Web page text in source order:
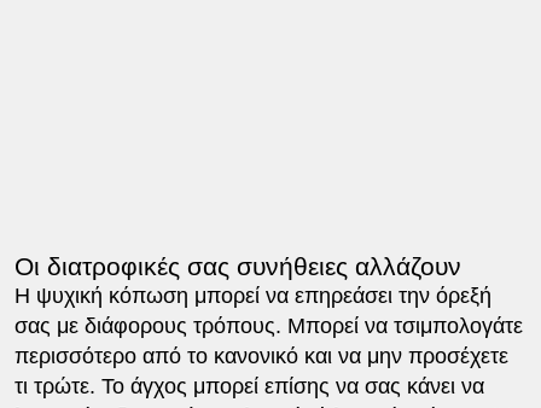
Οι διατροφικές σας συνήθειες αλλάζουν
Η ψυχική κόπωση μπορεί να επηρεάσει την όρεξή
σας με διάφορους τρόπους. Μπορεί να τσιμπολογάτε
περισσότερο από το κανονικό και να μην προσέχετε
τι τρώτε. Το άγχος μπορεί επίσης να σας κάνει να